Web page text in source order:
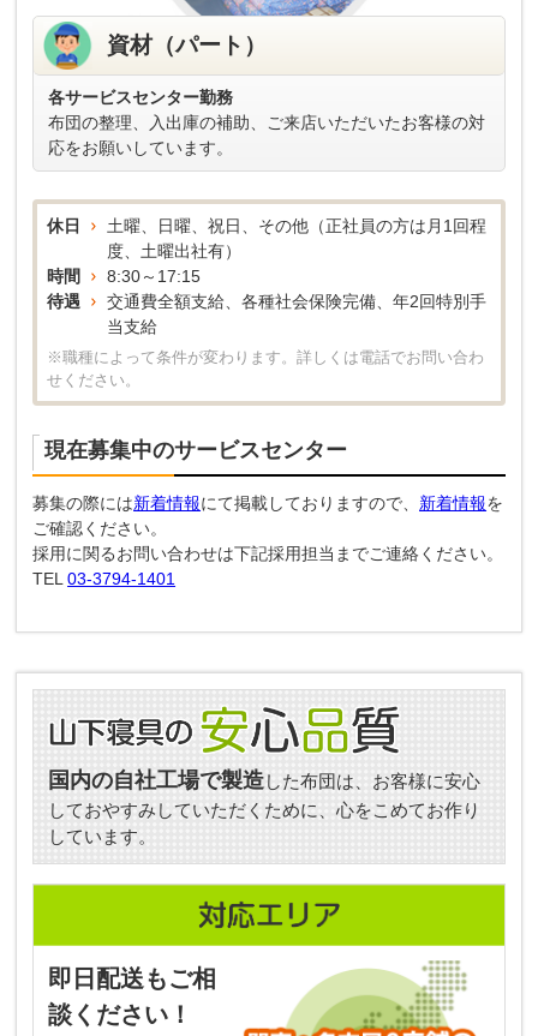
資材（パート）
各サービスセンター勤務
布団の整理、入出庫の補助、ご来店いただいたお客様の対
応をお願いしています。
休日
土曜、日曜、祝日、その他（正社員の方は月1回程
度、土曜出社有）
時間
8:30～17:15
待遇
交通費全額支給、各種社会保険完備、年2回特別手
当支給
※職種によって条件が変わります。詳しくは電話でお問い合わ
せください。
現在募集中のサービスセンター
募集の際には新着情報にて掲載しておりますので、 新着情報を
ご確認ください。
採用に関るお問い合わせは下記採用担当までご連絡ください。
TEL03-3794-1401
国内の自社工場で製造した布団は、お客様に安心
しておやすみしていただくために、心をこめてお作り
しています。
即日配送もご相
談ください！